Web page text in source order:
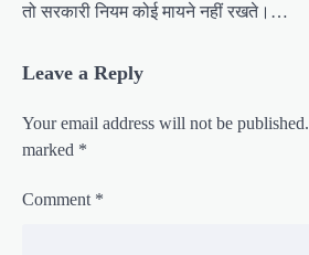
तो सरकारी नियम कोई मायने नहीं रखते।…
Leave a Reply
Your email address will not be published.
marked *
Comment *